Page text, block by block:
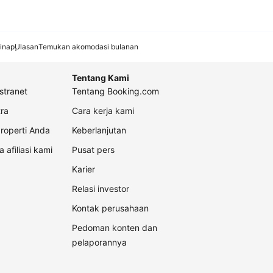
UlasanTemukan akomodasi bulanan
Anda
afiliasi kami
Tentang Kami
Tentang Booking.com
Cara kerja kami
Keberlanjutan
Pusat pers
Karier
Relasi investor
Kontak perusahaan
Pedoman konten dan
pelaporannya